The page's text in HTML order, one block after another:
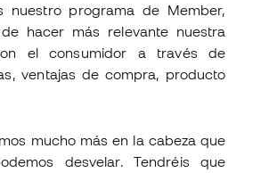
nuestro programa de Member,
hacer más relevante nuestra
el consumidor a través de
ventajas de compra, producto
mucho más en la cabeza que
desvelar. Tendréis que